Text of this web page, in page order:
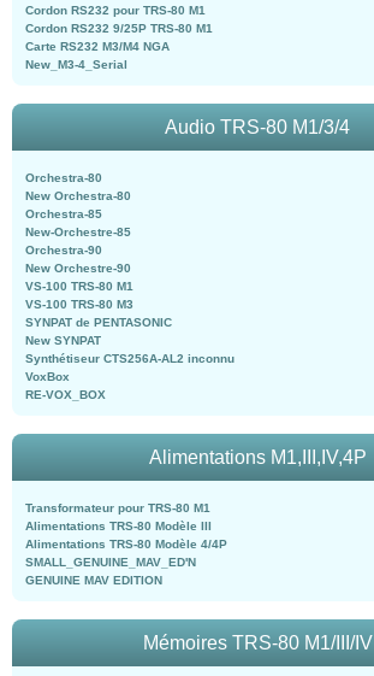
Cordon RS232 pour TRS-80 M1
Cordon RS232 9/25P TRS-80 M1
Carte RS232 M3/M4 NGA
New_M3-4_Serial
Audio TRS-80 M1/3/4
Orchestra-80
New Orchestra-80
Orchestra-85
New-Orchestre-85
Orchestra-90
New Orchestre-90
VS-100 TRS-80 M1
VS-100 TRS-80 M3
SYNPAT de PENTASONIC
New SYNPAT
Synthétiseur CTS256A-AL2 inconnu
VoxBox
RE-VOX_BOX
Alimentations M1,III,IV,4P
Transformateur pour TRS-80 M1
Alimentations TRS-80 Modèle III
Alimentations TRS-80 Modèle 4/4P
SMALL_GENUINE_MAV_ED'N
GENUINE MAV EDITION
Mémoires TRS-80 M1/III/IV